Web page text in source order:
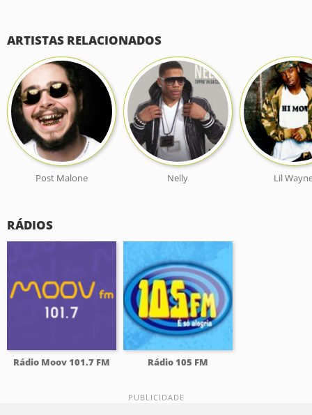
ARTISTAS RELACIONADOS
Post Malone Nelly Lil
RÁDIOS
Rádio Moov 101.7 FM Rádio 105 FM